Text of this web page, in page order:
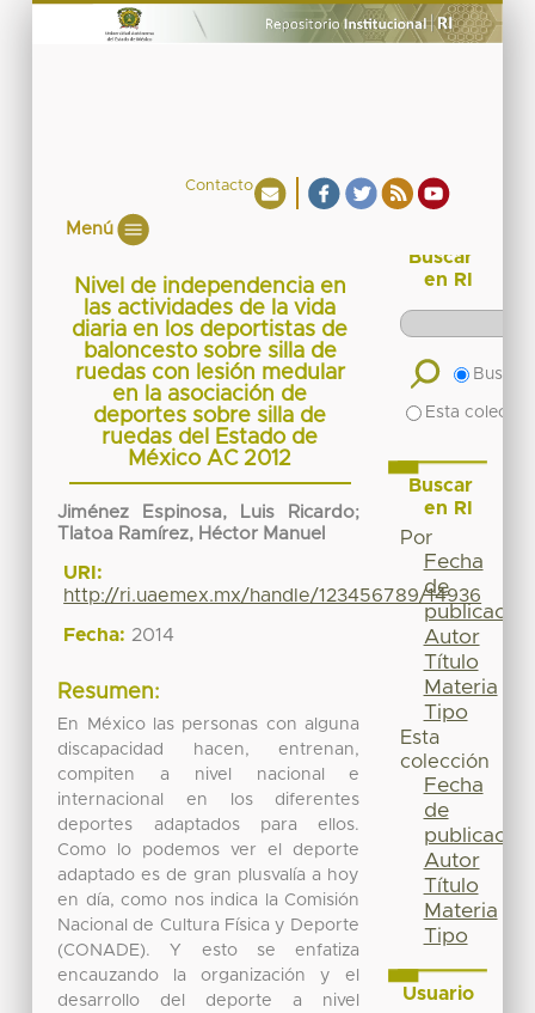
Contacto
Menú
Nivel de independencia en
las actividades de la vida
diaria en los deportistas de
baloncesto sobre silla de
ruedas con lesión medular
en la asociación de
deportes sobre silla de
ruedas del Estado de
México AC 2012
Jiménez Espinosa, Luis Ricardo;
Tlatoa Ramírez, Héctor Manuel
URI:
http://ri.uaemex.mx/handle/123456789/14936
Fecha: 2014
Resumen:
En México las personas con alguna
discapacidad hacen, entrenan,
compiten a nivel nacional e
internacional en los diferentes
deportes adaptados para ellos.
Como lo podemos ver el deporte
adaptado es de gran plusvalía a hoy
en día, como nos indica la Comisión
Nacional de Cultura Física y Deporte
(CONADE). Y esto se enfatiza
encauzando la organización y el
desarrollo del deporte a nivel
Buscar
en RI
Buscar
Esta
Buscar
en RI
Por
Fecha
de
publicación
Autor
Título
Materia
Tipo
Esta
colección
Fecha
de
publicación
Autor
Título
Materia
Tipo
Usuario